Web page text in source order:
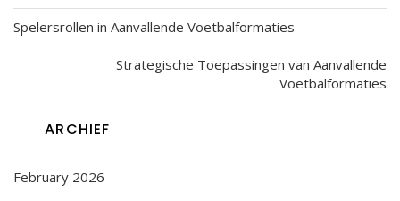
Spelersrollen in Aanvallende Voetbalformaties
Strategische Toepassingen van Aanvallende
Voetbalformaties
ARCHIEF
February 2026